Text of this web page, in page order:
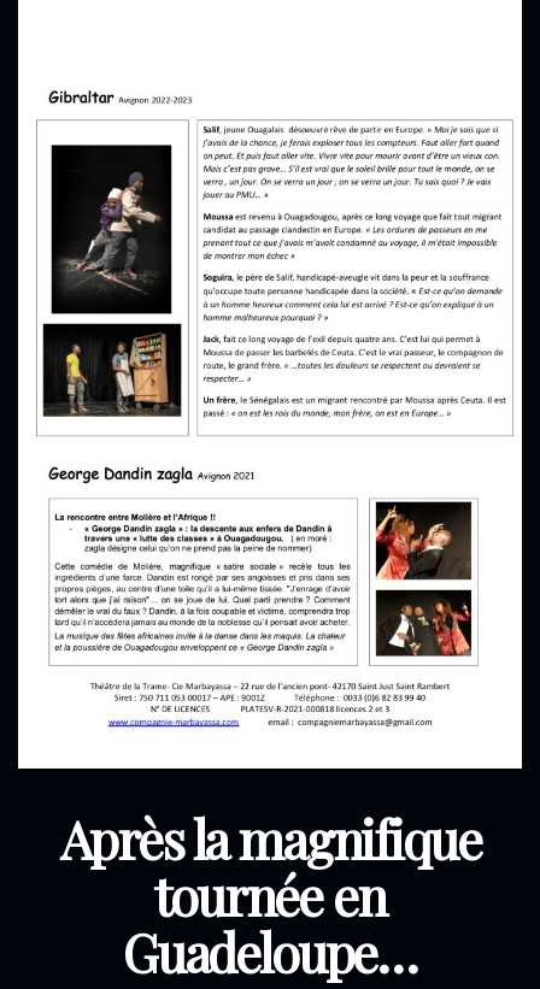
Après la magnifique
tournée en
Guadeloupe…